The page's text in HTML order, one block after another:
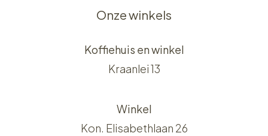
Onze winkels
Koffiehuis en winkel
Kraanlei 13
Winkel
Kon. Elisabethlaan 26